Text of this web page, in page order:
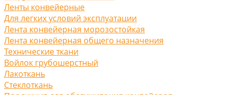
Ленты конвейерные
Для легких условий эксплуатации
Лента конвейерная морозостойкая
Лента конвейерная общего назначения
Технические ткани
Войлок грубошерстный
Лакоткань
Стеклоткань